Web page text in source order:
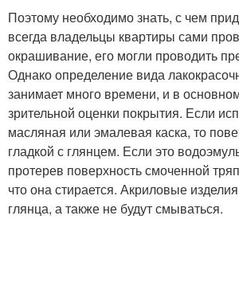
Поэтому необходимо знать, с чем
всегда владельцы квартиры сами
окрашивание, его могли проводить
Однако определение вида
занимает много времени, и в
зрительной оценки покрытия. Если
масляная или эмалевая каска, то
гладкой с глянцем. Если это
протерев поверхность смоченной
что она стирается. Акриловые
глянца, а также не будут смываться.